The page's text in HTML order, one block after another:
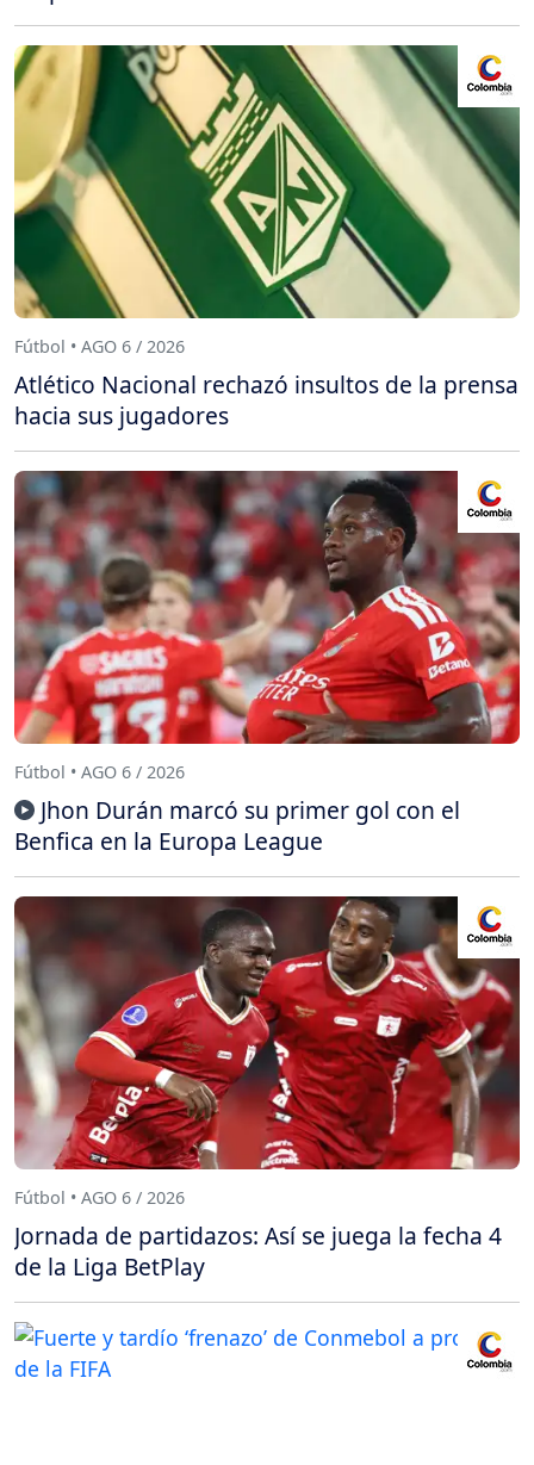
Fútbol • AGO 6 / 2026
Atlético Nacional rechazó insultos de la prensa
hacia sus jugadores
Fútbol • AGO 6 / 2026
Jhon Durán marcó su primer gol con el
Benfica en la Europa League
Fútbol • AGO 6 / 2026
Jornada de partidazos: Así se juega la fecha 4
de la Liga BetPlay